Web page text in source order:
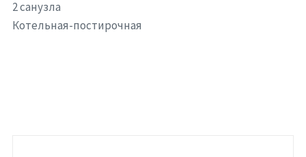
2 санузла
Котельная-постирочная